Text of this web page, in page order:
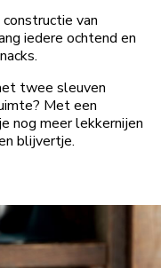
van
iedere ochtend en
twee sleuven
Met een
nog meer lekkernijen
blijvertje.